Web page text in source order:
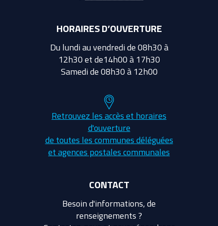
HORAIRES D’OUVERTURE
Du lundi au vendredi de 08h30 à
12h30 et de14h00 à 17h30
Samedi de 08h30 à 12h00
Retrouvez les accès et horaires
d'ouverture
de toutes les communes déléguées
et agences postales communales
CONTACT
Besoin d'informations, de
renseignements ?